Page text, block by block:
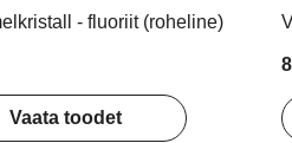
- fluoriit (roheline)
Vaata toodet